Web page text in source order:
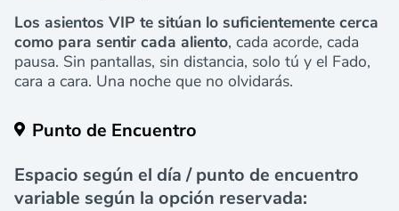
Los asientos VIP te sitúan lo suficientemente cerca
como para sentir cada aliento, cada acorde, cada
pausa. Sin pantallas, sin distancia, solo tú y el Fado,
cara a cara. Una noche que no olvidarás.
Punto de Encuentro
Espacio según el día / punto de encuentro
variable según la opción reservada: